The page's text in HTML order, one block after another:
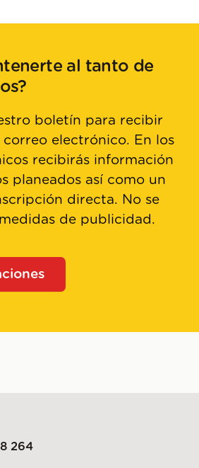
al tanto de
boletín para recibir
electrónico. En los
recibirás información
planeados así como un
directa. No se
de publicidad.
264